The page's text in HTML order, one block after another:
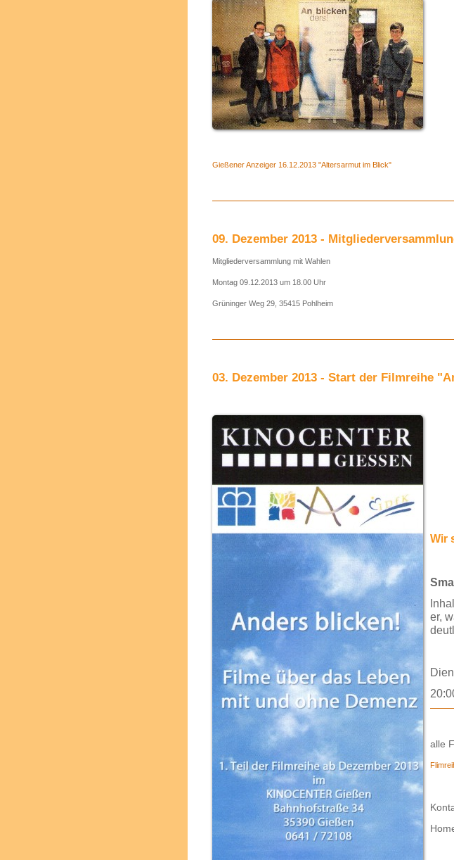
Gießener Anzeiger 16.12.2013 "Altersarmut im Blick"
09. Dezember 2013 -
Mitgliederversammlung mit Wahlen
Montag 09.12.2013 um 18.00 Uhr
Grüninger Weg 29, 35415 Pohlheim
03. Dezember 2013 - Start der Filmreihe
Wir
er,
alle